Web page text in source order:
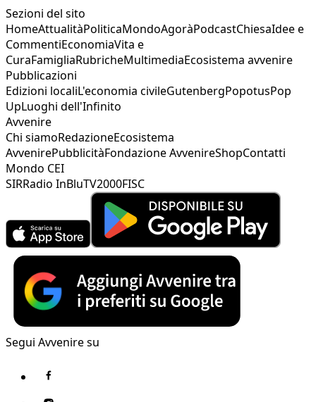
Sezioni del sito
HomeAttualitàPoliticaMondoAgoràPodcastChiesaIdee e
CommentiEconomiaVita e
CuraFamigliaRubricheMultimediaEcosistema avvenire
Pubblicazioni
Edizioni localiL'economia civileGutenbergPopotusPop
UpLuoghi dell'Infinito
Avvenire
Chi siamoRedazioneEcosistema
AvvenirePubblicitàFondazione AvvenireShopContatti
Mondo CEI
SIRRadio InBluTV2000FISC
Segui Avvenire su